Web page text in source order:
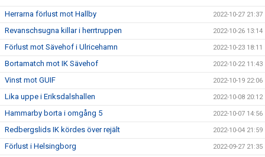
Herrarna förlust mot Hallby 2022-10-27 21:37
Revanschsugna killar i herrtruppen 2022-10-26 13:14
Förlust mot Sävehof i Ulricehamn 2022-10-23 18:11
Bortamatch mot IK Sävehof 2022-10-22 11:43
Vinst mot GUIF 2022-10-19 22:06
Lika uppe i Eriksdalshallen 2022-10-08 20:12
Hammarby borta i omgång 5 2022-10-07 14:56
Redbergslids IK kördes över rejält 2022-10-04 21:59
Förlust i Helsingborg 2022-09-27 21:35